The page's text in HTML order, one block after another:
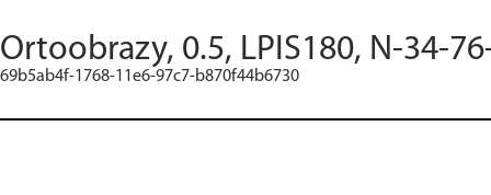
Ortoobrazy, 0.5, LPIS180, N-34-
69b5ab4f-1768-11e6-97c7-b870f44b6730